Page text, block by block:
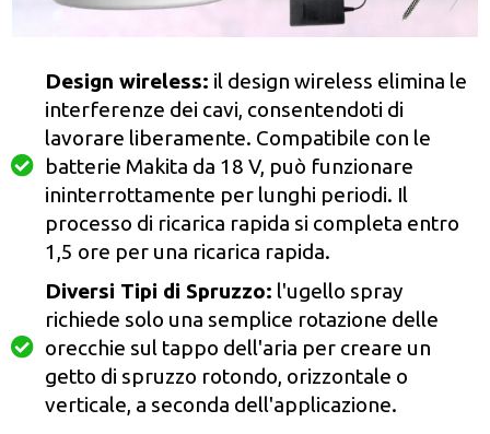
Design wireless: il design wireless elimina le
interferenze dei cavi, consentendoti di
lavorare liberamente. Compatibile con le
batterie Makita da 18 V, può funzionare
ininterrottamente per lunghi periodi. Il
processo di ricarica rapida si completa entro
1,5 ore per una ricarica rapida.
Diversi Tipi di Spruzzo: l'ugello spray
richiede solo una semplice rotazione delle
orecchie sul tappo dell'aria per creare un
getto di spruzzo rotondo, orizzontale o
verticale, a seconda dell'applicazione.